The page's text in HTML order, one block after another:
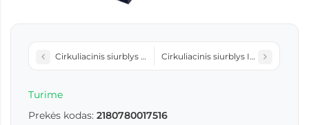
Cirkuliacinis siurblys XPS 32-12-180Cirkuliacinis siurblys INT25-6-180
Turime
Prekės kodas: 2180780017516